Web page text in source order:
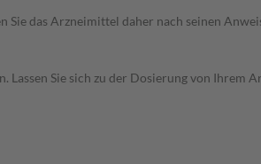
das Arzneimittel daher nach seinen
Sie sich zu der Dosierung von Ihrem